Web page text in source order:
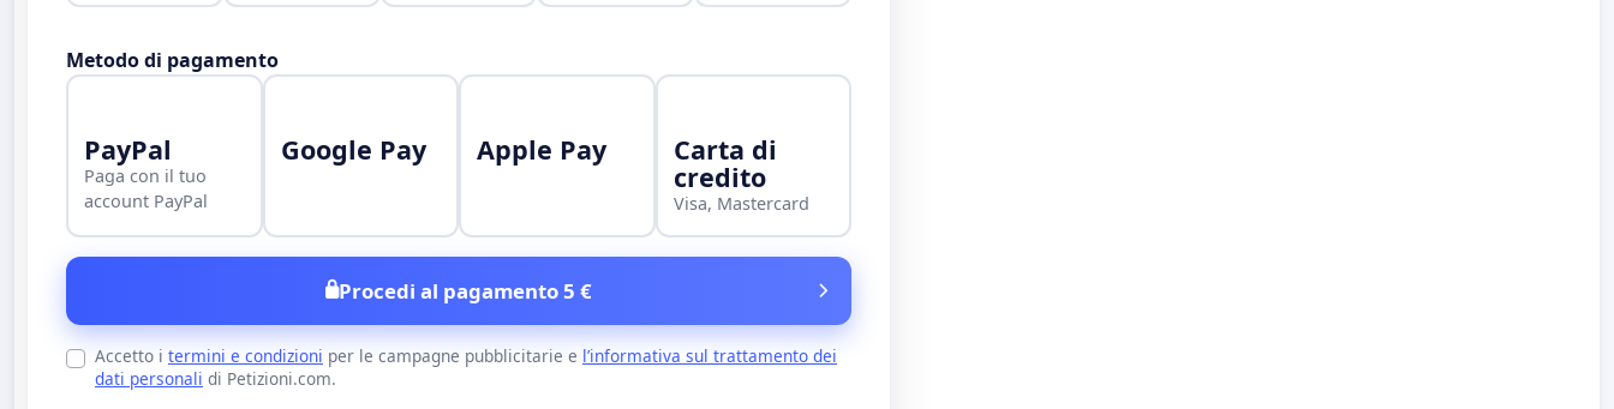
Metodo di pagamento
PayPal
Paga con il tuo
account PayPal
Google Pay Apple Pay Carta di
credito
Visa, Mastercard
Procedi al pagamento 5 €
Accetto i termini e condizioni per le campagne pubblicitarie e l’informativa sul trattamento dei
dati personali di Petizioni.com.